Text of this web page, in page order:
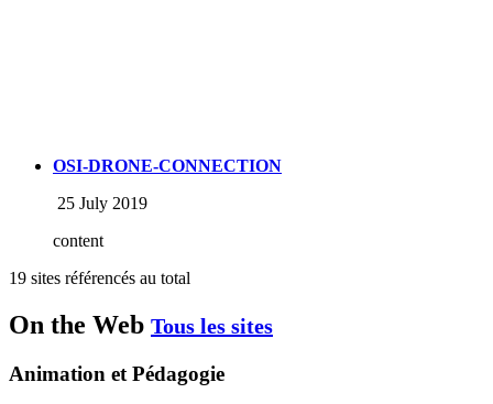
OSI-DRONE-CONNECTION
25 July 2019
content
19 sites référencés au total
On the Web Tous les sites
Animation et Pédagogie